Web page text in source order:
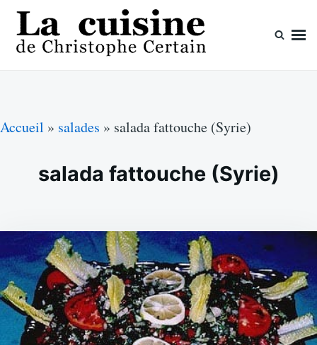
Skip
content
Search
for:
Accueil » salades » salada fattouche (Syrie)
salada fattouche (Syrie)